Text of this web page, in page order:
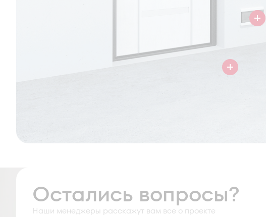
Остались вопросы?
Наши менеджеры расскажут вам все о проекте